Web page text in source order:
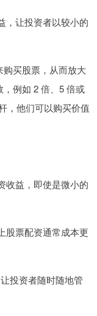
，让投资者以较小的
买股票，从而放大
例如 2 倍、5 倍或
，他们可以购买价值
收益，即使是微小的
股票配资通常成本更
投资者随时随地管